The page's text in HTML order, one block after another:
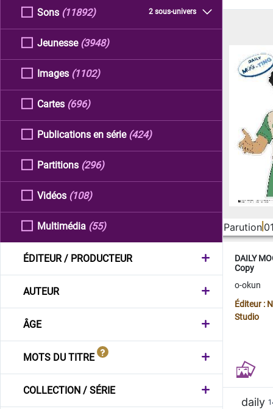
Sons 2 sous-univers
(11892)
Jeunesse (3948)
Images (1102)
Cartes (696)
Publications en série (424)
Partitions (296)
Vidéos (108)
Multimédia (55)
ÉDITEUR / PRODUCTEUR
AUTEUR
ÂGE
MOTS DU TITRE
COLLECTION / SÉRIE
Parution
DAILY
Copy
o-okun
Éditeur :
Studio
daily